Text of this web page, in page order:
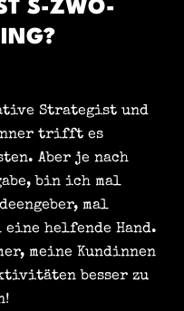
S-ZWO-
Strategist und
trifft es
Aber je nach
bin ich mal
mal
helfende Hand.
meine Kundinnen
besser zu